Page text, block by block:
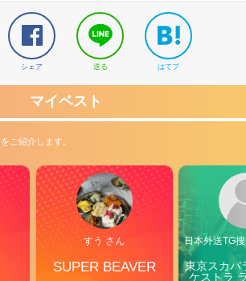
シェア 送る はてブ
マイベスト
ご紹介します。
すう さん
SUPER BEAVER
日本外送TG
東京スカパ
ケストラ